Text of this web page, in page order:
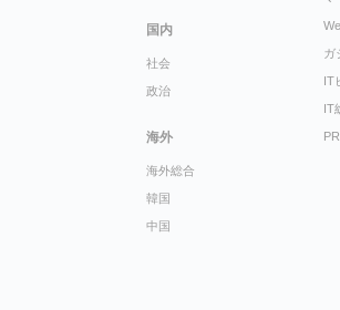
国内
社会
政治
海外
海外総合
韓国
中国
ガ
IT
IT
PR